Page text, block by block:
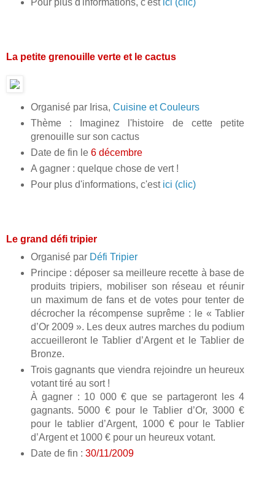
Pour plus d'informations, c'est ici (clic)
La petite grenouille verte et le cactus
Organisé par Irisa, Cuisine et Couleurs
Thème : Imaginez l'histoire de cette petite
grenouille sur son cactus
Date de fin le6 décembre
A gagner : quelque chose de vert !
Pour plus d'informations, c'est ici (clic)
Le grand défi tripier
Organisé par Défi Tripier
Principe : déposer sa meilleure recette à base de
produits tripiers, mobiliser son réseau et réunir
un maximum de fans et de votes pour tenter de
décrocher la récompense suprême : le « Tablier
d’Or 2009 ». Les deux autres marches du podium
accueilleront le Tablier d’Argent et le Tablier de
Bronze.
Trois gagnants que viendra rejoindre un heureux
votant tiré au sort !
À gagner : 10 000 € que se partageront les 4
gagnants. 5000 € pour le Tablier d’Or, 3000 €
pour le tablier d’Argent, 1000 € pour le Tablier
d’Argent et 1000 € pour un heureux votant.
Date de fin : 30/11/2009